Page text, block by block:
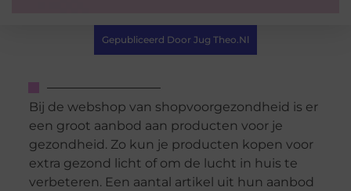
Gepubliceerd Door Jug Theo.nl
Bij de webshop van shopvoorgezondheid is er
een groot aanbod aan producten voor je
gezondheid. Zo kun je producten kopen voor
extra gezond licht of om de lucht in huis te
verbeteren. Een aantal artikel uit hun aanbod